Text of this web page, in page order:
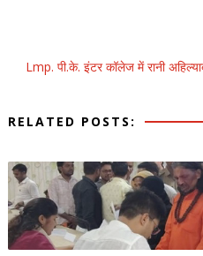
Lmp. पी.के. इंटर कॉलेज में रानी
RELATED POSTS: